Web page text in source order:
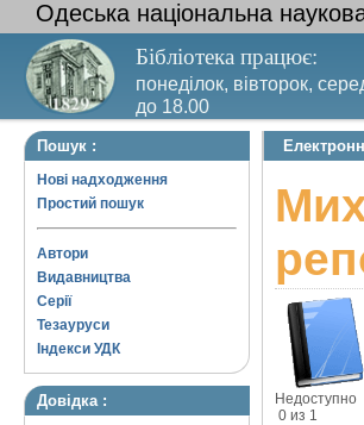
Одеська національна
Бібліотека працює:
понеділок, вівторок,
до 18.00
Вихідний день –
Пошук :
Нові надходження
Простий пошук
Автори
Видавництва
Серії
Тезауруси
Індекси УДК
Довідка :
Недоступно
0 из 1